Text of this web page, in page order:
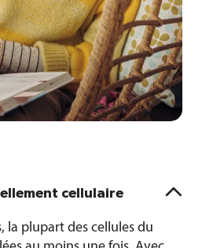
cellulaire 
la plupart des cellules du